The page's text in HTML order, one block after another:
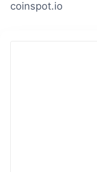
coinspot.io